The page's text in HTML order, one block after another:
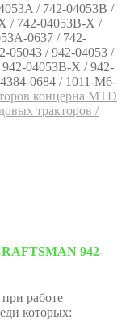
/ 742-04053B /
/ 742-04053B-X /
0637 / 742-
05043 / 942-04053 /
04053B-X / 942-
0684 / 1011-M6-
концерна MTD
тракторов /
942-
работе
которых: